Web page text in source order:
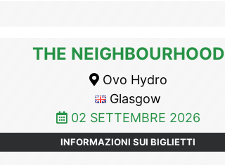
THE NEIGHBOURHOOD
Ovo Hydro
Glasgow
02 SETTEMBRE 2026
INFORMAZIONI SUI BIGLIETTI